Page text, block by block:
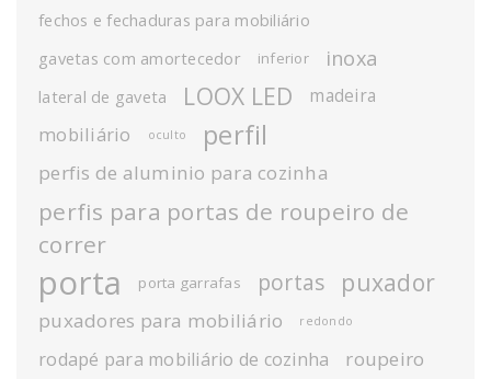
fechos e fechaduras para mobiliário
gavetas com amortecedor
inferior inoxa
lateral de gaveta LOOX LED madeira
mobiliário oculto perfil
perfis de aluminio para cozinha
perfis para portas de roupeiro de
correr
porta porta garrafas portas puxador
puxadores para mobiliário redondo
rodapé para mobiliário de cozinha roupeiro